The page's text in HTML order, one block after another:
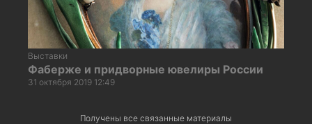
Выставки
Фаберже и придворные ювелиры России
31 октября 2019 12:49
Получены все связанные материалы